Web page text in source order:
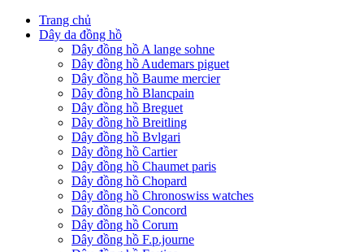
Trang chủ
Dây da đồng hồ
Dây đồng hồ A lange sohne
Dây đồng hồ Audemars piguet
Dây đồng hồ Baume mercier
Dây đồng hồ Blancpain
Dây đồng hồ Breguet
Dây đồng hồ Breitling
Dây đồng hồ Bvlgari
Dây đồng hồ Cartier
Dây đồng hồ Chaumet paris
Dây đồng hồ Chopard
Dây đồng hồ Chronoswiss watches
Dây đồng hồ Concord
Dây đồng hồ Corum
Dây đồng hồ F.p.journe